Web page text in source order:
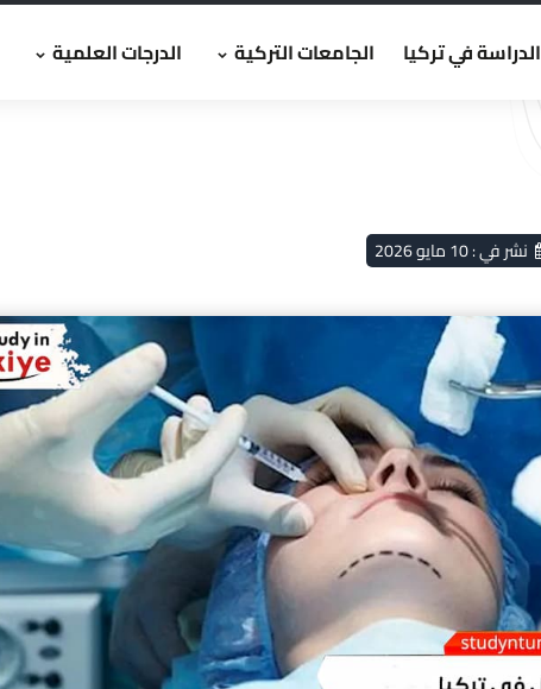
الدراسة في تركيا الجامعات التركية الدرجات العلمية
نشر في :10 مايو 2026